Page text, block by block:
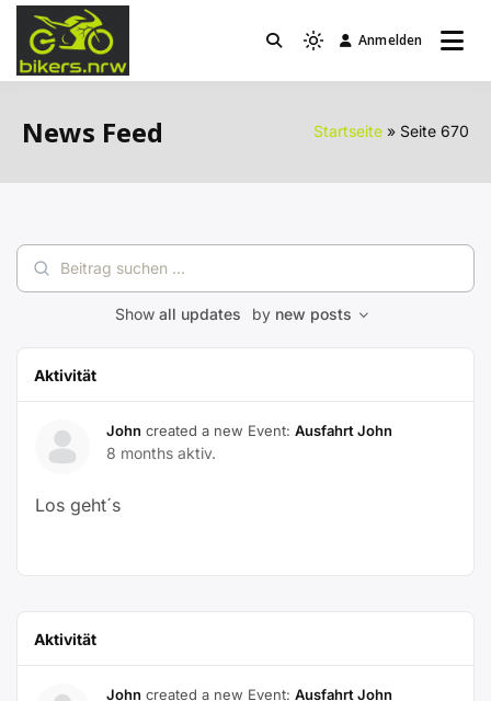
Zum
Inhalt
springen
Light
mode
to
to
Anmelden
News Feed Startseite Seite 670
Beitrag
suchen
Show all updates by new posts
Aktivität
John created a new Event: Ausfahrt John
8 months aktiv.
Los geht´s
Aktivität
John created a new Event: Ausfahrt John